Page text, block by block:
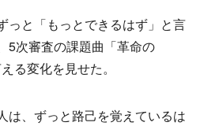
っと「もっとできるはず」と言
5次審査の課題曲「革命の
る変化を見せた。
は、ずっと路己を覚えているは